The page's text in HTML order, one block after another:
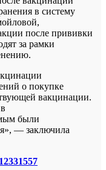
в систему
после прививки
за рамки
о покупке
вакцинации.
были
— заключила